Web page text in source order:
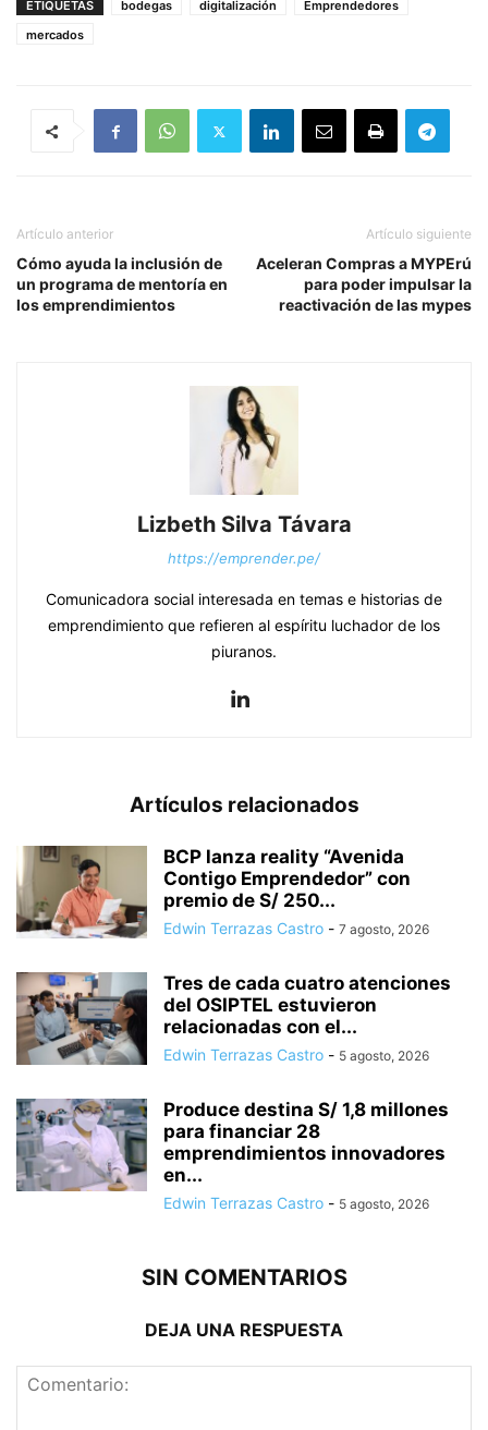
ETIQUETAS bodegas digitalización
Emprendedores
mercados
Artículo anterior
Cómo ayuda la inclusión de
un programa de mentoría en
los emprendimientos
Artículo siguiente
Aceleran Compras a MYPErú
para poder impulsar la
reactivación de las mypes
Lizbeth Silva Távara
https://emprender.pe/
Comunicadora social interesada en temas e historias de
emprendimiento que refieren al espíritu luchador de los
piuranos.
Artículos relacionados
BCP lanza reality “Avenida
Contigo Emprendedor” con
premio de S/ 250...
Edwin Terrazas Castro - 7 agosto, 2026
Tres de cada cuatro atenciones
del OSIPTEL estuvieron
relacionadas con el...
Edwin Terrazas Castro - 5 agosto, 2026
Produce destina S/ 1,8 millones
para financiar 28
emprendimientos innovadores
en...
Edwin Terrazas Castro - 5 agosto, 2026
SIN COMENTARIOS
DEJA UNA RESPUESTA